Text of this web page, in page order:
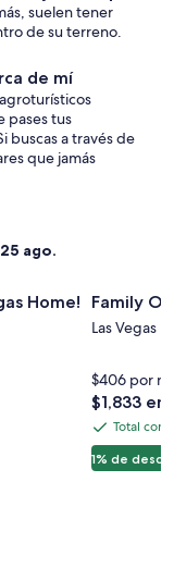
suelen tener
de su terreno.
de mí
pases tus
buscas a través de
que jamás
ago.
Home!
de
Family
Oasis
Ranch
3BR
Family
Las Vegas
1% de
$406 por
El
precio
de
$1,833
Total
con
Total con